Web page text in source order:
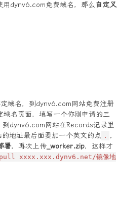
dynv6.com免费域名，那么 自定义
域名，到dynv6.com网站免费注册
名页面，填写一个你刚申请的三
dynv6.com网站在Records记录里
地址最后面要加一个英文的点 . ,
署，再次上传 _worker.zip，这样才
xxxx.xxx.dynv6.net/镜像地